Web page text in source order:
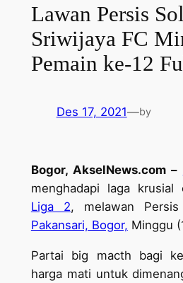
Lawan Persis
Sriwijaya FC
Pemain ke-12
Des 17, 2021—by
Bogor, AkselNews.com –
menghadapi laga krusial
Liga 2, melawan
Pakansari, Bogor, Minggu
Partai big macth bagi
harga mati untuk